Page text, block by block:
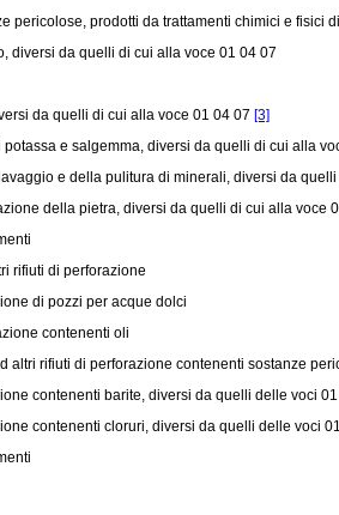
prodotti da trattamenti chimici e fisici
da quelli di cui alla voce 01 04 07
da quelli di cui alla voce 01 04 07 [3]
e salgemma, diversi da quelli di cui alla
e della pulitura di minerali, diversi da quelli
della pietra, diversi da quelli di cui alla voce
rifiuti di perforazione
di pozzi per acque dolci
contenenti oli
rifiuti di perforazione contenenti sostanze
contenenti barite, diversi da quelli delle voci 01
contenenti cloruri, diversi da quelli delle voci